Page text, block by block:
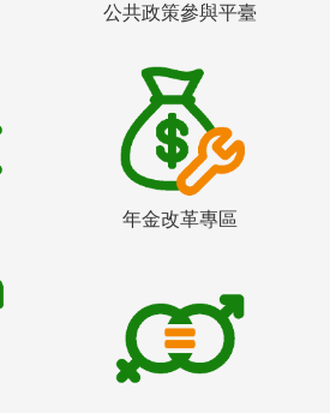
公共政策參與平臺
年金改革專區